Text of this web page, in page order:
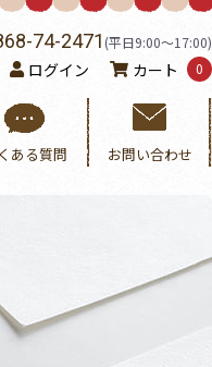
74-2471 (平日9:00〜17:00)
ログイン カート 0
ある質問 お問い合わせ